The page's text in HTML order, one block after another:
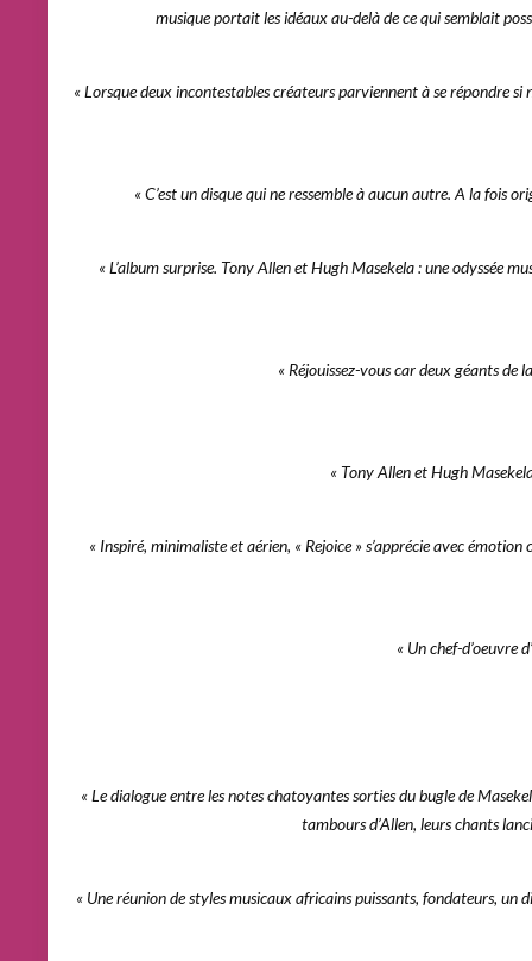
musique portait les idéaux au-delà de ce qui semblait
« Lorsque deux incontestables créateurs parviennent à se répondre si
« C’est un disque qui ne ressemble à aucun autre. A la fois
« L’album surprise. Tony Allen et Hugh Masekela : une odyssée
« Réjouissez-vous car deux géants de
« Tony Allen et Hugh
« Inspiré, minimaliste et aérien, « Rejoice » s’apprécie avec émotion
« Un chef-d’oeuvre
« Le dialogue entre les notes chatoyantes sorties du bugle de
tambours d’Allen, leurs chants
« Une réunion de styles musicaux africains puissants, fondateurs, un